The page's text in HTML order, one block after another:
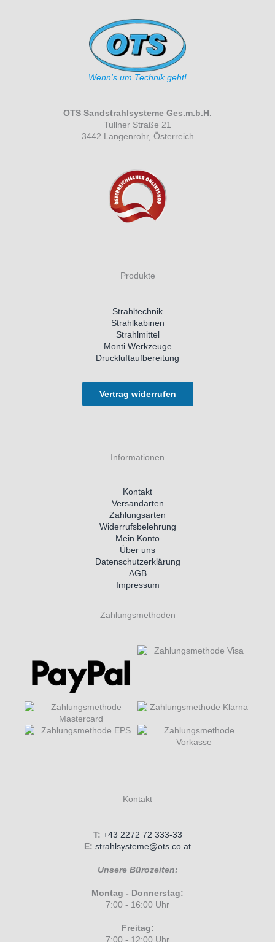
Wenn's um Technik geht!
OTS Sandstrahlsysteme Ges.m.b.H.
Tullner Straße 21
3442 Langenrohr, Österreich
Produkte
Strahltechnik
Strahlkabinen
Strahlmittel
Monti Werkzeuge
Druckluftaufbereitung
Vertrag widerrufen
Informationen
Kontakt
Versandarten
Zahlungsarten
Widerrufsbelehrung
Mein Konto
Über uns
Datenschutzerklärung
AGB
Impressum
Zahlungsmethoden
Kontakt
T: +43 2272 72 333-33
E: strahlsysteme@ots.co.at
Unsere Bürozeiten:
Montag - Donnerstag:
7:00 - 16:00 Uhr
Freitag:
7:00 - 12:00 Uhr